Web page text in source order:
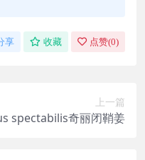
享 收藏 点赞(0)
上一篇
spectabilis奇丽闭鞘姜